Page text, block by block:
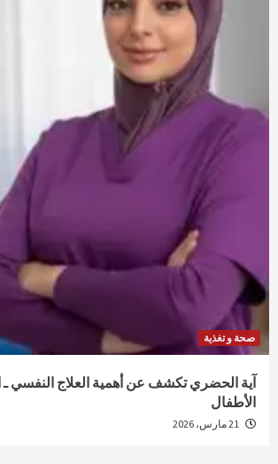
صحة و تغذية
آية الحضري تكشف عن أهمية العلاج النفسي
الأطفال